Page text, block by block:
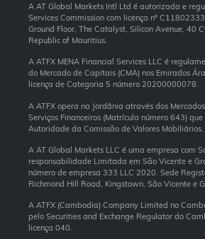
A AT Global Markets Intl Ltd é autorizada e
Services Commission com licença nº
Ground Floor, The Catalyst, Silicon Avenue, 40
Republic of Mauritius.
A ATFX MENA Financial Services LLC é
do Mercado de Capitais (CMA) nos Emirados
licença de Categoria 5 número 20200000078.
A ATFX opera na Jordânia através dos
Serviços Financeiros (Matrícula número 643)
Autoridade da Comissão de Valores Mobiliários.
A AT Global Markets LLC é uma empresa com
responsabilidade Limitada em São Vicente e
número de empresa 333 LLC 2020. Sede
Richmond Hill Road, Kingstown, São Vicente e
A ATFX (Cambodia) Company Limited no
pelo Securities and Exchange Regulator do
licença 040.